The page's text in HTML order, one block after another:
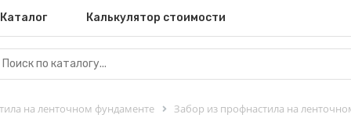
Каталог Калькулятор стоимости
на ленточном фундаменте Забор из профнастила на